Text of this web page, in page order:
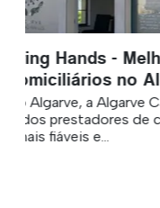
A «Biggest
parcelas de 3 x
alimentares
O projeto «Biggest
Afonso e Ana Laura